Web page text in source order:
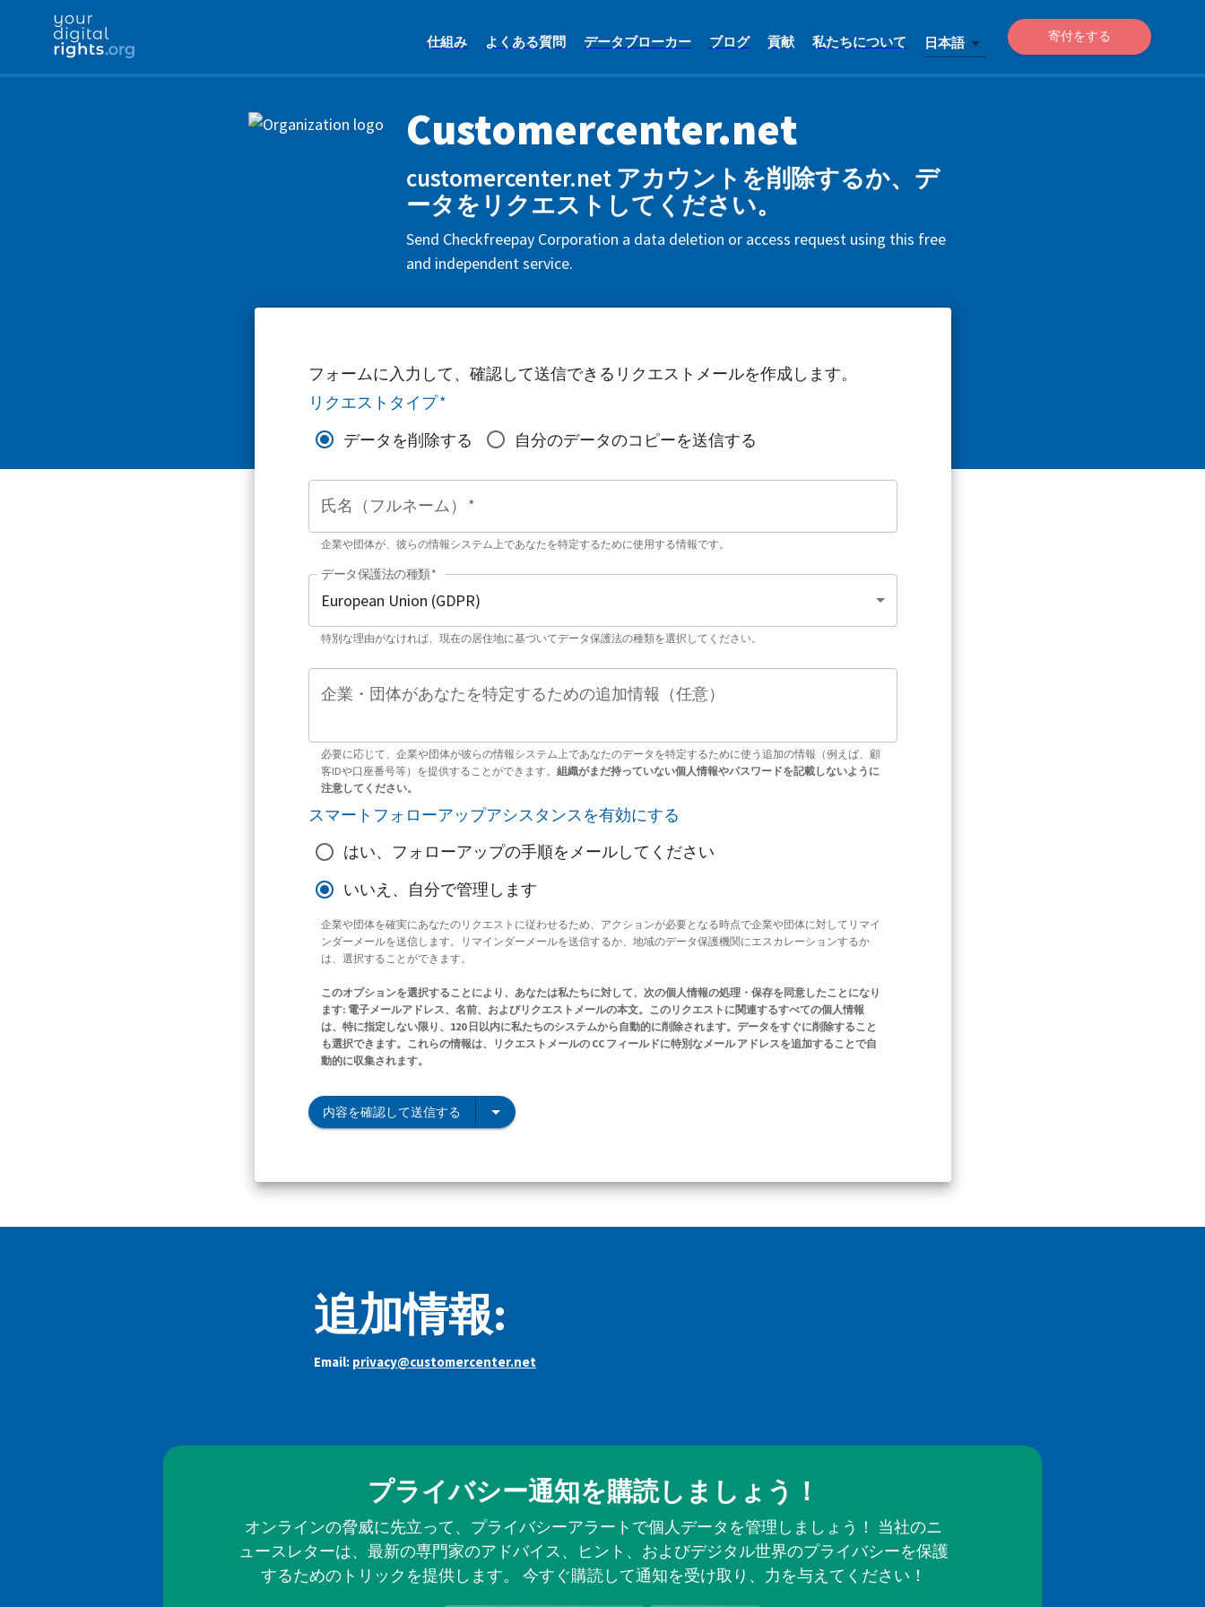
仕組み よくある質問 データブローカー ブログ 貢献 私たちについて 日本語 寄付をする
Customercenter.net
customercenter.net アカウントを削除するか、デ
ータをリクエストしてください。
Send Checkfreepay Corporation a data deletion or access request using this free
and independent service.
フォームに入力して、確認して送信できるリクエストメールを作成します。
リクエストタイプ*
データを削除する
自分のデータのコピーを送信する
氏名（フルネーム） *
企業や団体が、彼らの情報システム上であなたを特定するために使用する情報です。
データ保護法の種類*
特別な理由がなければ、現在の居住地に基づいてデータ保護法の種類を選択してください。
企業・団体があなたを特定するための追加情報（任意）
必要に応じて、企業や団体が彼らの情報システム上であなたのデータを特定するために使う追加の情報（例えば、顧
客IDや口座番号等）を提供することができます。 組織がまだ持っていない個人情報やパスワードを記載しないように
注意してください。
スマートフォローアップアシスタンスを有効にする
はい、フォローアップの手順をメールしてください
いいえ、自分で管理します
企業や団体を確実にあなたのリクエストに従わせるため、アクションが必要となる時点で企業や団体に対してリマイ
ンダーメールを送信します。リマインダーメールを送信するか、地域のデータ保護機関にエスカレーションするか
は、選択することができます。
このオプションを選択することにより、あなたは私たちに対して、次の個人情報の処理・保存を同意したことになり
ます: 電子メールアドレス、名前、およびリクエストメールの本文。このリクエストに関連するすべての個人情報
は、特に指定しない限り、120 日以内に私たちのシステムから自動的に削除されます。データをすぐに削除すること
も選択できます。これらの情報は、リクエストメールの CC フィールドに特別なメール アドレスを追加することで自
動的に収集されます。
内容を確認して送信する
追加情報:
Email: privacy@customercenter.net
プライバシー通知を購読しましょう！
オンラインの脅威に先立って、プライバシーアラートで個人データを管理しましょう！ 当社のニ
ュースレターは、最新の専門家のアドバイス、ヒント、およびデジタル世界のプライバシーを保護
するためのトリックを提供します。 今すぐ購読して通知を受け取り、力を与えてください！